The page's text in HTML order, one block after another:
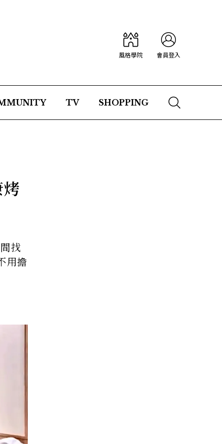
風格學院 會員登入
TV SHOPPING
找
用擔